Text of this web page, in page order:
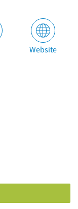
Website